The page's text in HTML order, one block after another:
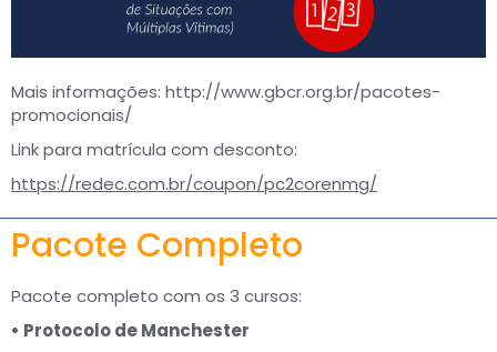
Mais informações: http://www.gbcr.org.br/pacotes-
promocionais/
Link para matrícula com desconto:
https://redec.com.br/coupon/pc2corenmg/
Pacote Completo
Pacote completo com os 3 cursos:
• Protocolo de Manchester